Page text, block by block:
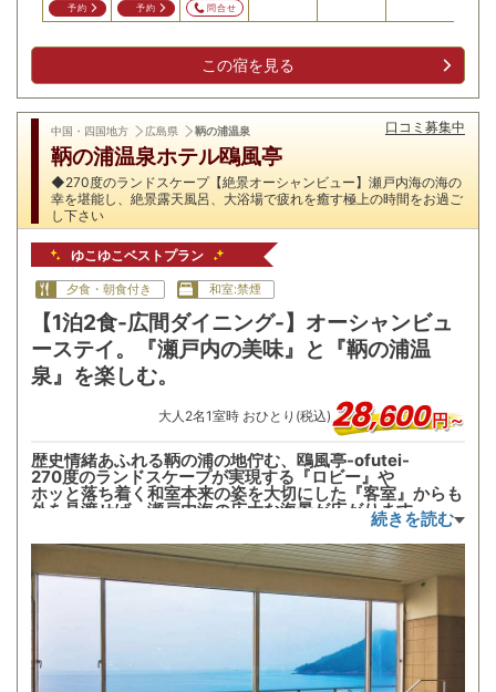
予約 予約 問合せ
この宿を見る
中国・四国地方 広島県 鞆の浦温泉 口コミ募集中
鞆の浦温泉ホテル鴎風亭
◆270度のランドスケープ【絶景オーシャンビュー】瀬戸内海の海の
幸を堪能し、絶景露天風呂、大浴場で疲れを癒す極上の時間をお過ご
し下さい
ゆこゆこベストプラン
夕食・朝食付き 和室:禁煙
【1泊2食-広間ダイニング-】オーシャンビュ
ーステイ。『瀬戸内の美味』と『鞆の浦温
泉』を楽しむ。
大人 2名1室時 おひとり(税込)28,600円～
歴史情緒あふれる鞆の浦の地佇む、鴎風亭-ofutei-
270度のランドスケープが実現する『ロビー』や
ホッと落ち着く和室本来の姿を大切にした『客室』からも
外を見渡せば、瀬戸内海の広大な海景が広がります＿＿
オーシャンビューの風景を近く感じる絶好のロケーション
の中
続きを読む